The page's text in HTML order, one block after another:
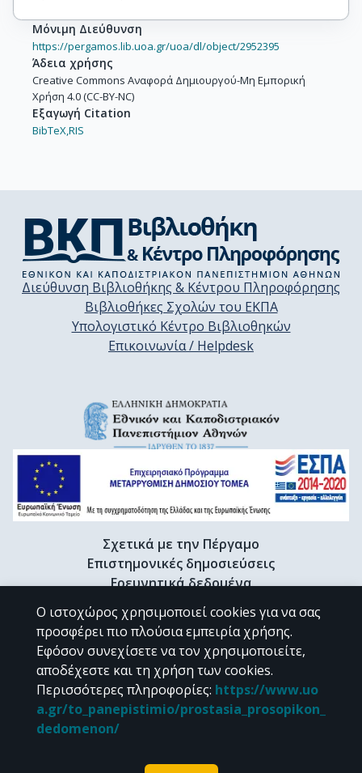
Μόνιμη Διεύθυνση
https://pergamos.lib.uoa.gr/uoa/dl/object/2952395
Άδεια χρήσης
Creative Commons Αναφορά Δημιουργού-Μη Εμπορική
Χρήση 4.0 (CC-BY-NC)
Εξαγωγή Citation
BibTeX,RIS
Διεύθυνση Βιβλιοθήκης & Κέντρου Πληροφόρησης
Βιβλιοθήκες Σχολών του ΕΚΠΑ
Υπολογιστικό Κέντρο Βιβλιοθηκών
Επικοινωνία / Helpdesk
Σχετικά με την Πέργαμο
Επιστημονικές δημοσιεύσεις
Ερευνητικά δεδομένα
Διδακτορικές διατριβές & Γκρίζα βιβλιογραφία
Προφίλ Ερευνητή
CC BY-NC 4.0
Εκτός αν αναφέρεται διαφορετικά, το υλικό της "Περγάμου" διατίθεται
Powered by
Ο ιστοχώρος χρησιμοποιεί cookies για να σας
προσφέρει πιο πλούσια εμπειρία χρήσης.
Εφόσον συνεχίσετε να τον χρησιμοποιείτε,
αποδέχεστε και τη χρήση των cookies.
Περισσότερες πληροφορίες: https://www.uo
a.gr/to_panepistimio/prostasia_prosopikon_
dedomenon/